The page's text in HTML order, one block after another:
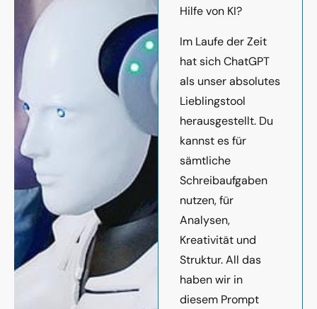
Hilfe von KI?
Im Laufe der Zeit
hat sich ChatGPT
als unser absolutes
Lieblingstool
herausgestellt. Du
kannst es für
sämtliche
Schreibaufgaben
nutzen, für
Analysen,
Kreativität und
Struktur. All das
haben wir in
diesem Prompt